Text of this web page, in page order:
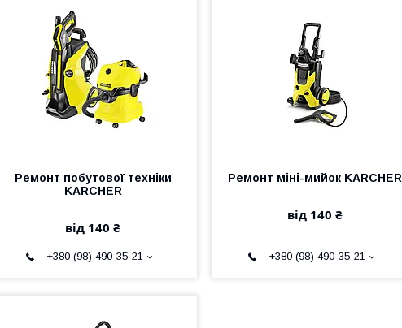
Ремонт побутової техніки
KARCHER
від 140 ₴
+380 (98) 490-35-21
Ремонт міні-мийок KARCHER
від 140 ₴
+380 (98) 490-35-21